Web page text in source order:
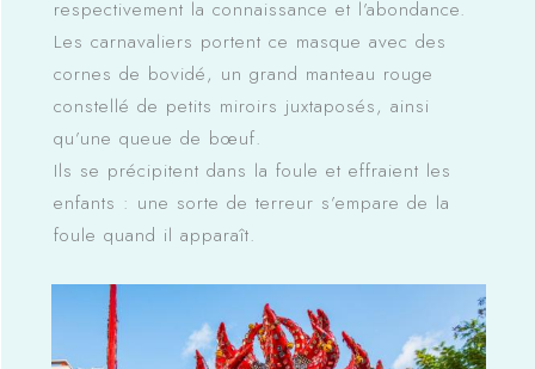
respectivement la connaissance et l’abondance.
Les carnavaliers portent ce masque avec des
cornes de bovidé, un grand manteau rouge
constellé de petits miroirs juxtaposés, ainsi
qu’une queue de bœuf.
Ils se précipitent dans la foule et effraient les
enfants : une sorte de terreur s’empare de la
foule quand il apparaît.